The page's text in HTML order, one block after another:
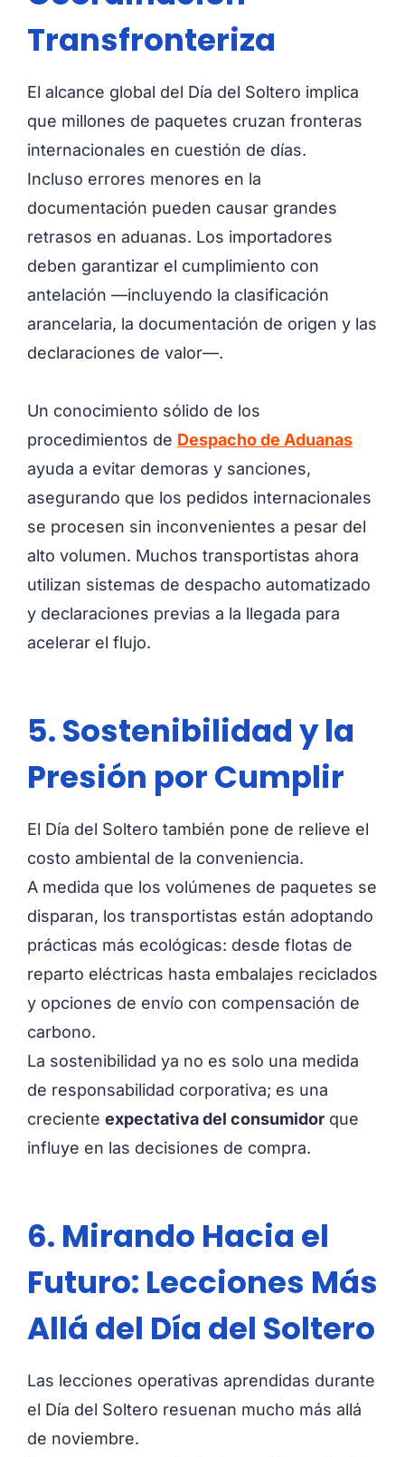
Transfronteriza
El alcance global del Día del Soltero implica
que millones de paquetes cruzan fronteras
internacionales en cuestión de días.
Incluso errores menores en la
documentación pueden causar grandes
retrasos en aduanas. Los importadores
deben garantizar el cumplimiento con
antelación —incluyendo la clasificación
arancelaria, la documentación de origen y las
declaraciones de valor—.
Un conocimiento sólido de los
procedimientos de Despacho de Aduanas
ayuda a evitar demoras y sanciones,
asegurando que los pedidos internacionales
se procesen sin inconvenientes a pesar del
alto volumen. Muchos transportistas ahora
utilizan sistemas de despacho automatizado
y declaraciones previas a la llegada para
acelerar el flujo.
5. Sostenibilidad y la
Presión por Cumplir
El Día del Soltero también pone de relieve el
costo ambiental de la conveniencia.
A medida que los volúmenes de paquetes se
disparan, los transportistas están adoptando
prácticas más ecológicas: desde flotas de
reparto eléctricas hasta embalajes reciclados
y opciones de envío con compensación de
carbono.
La sostenibilidad ya no es solo una medida
de responsabilidad corporativa; es una
creciente expectativa del consumidor que
influye en las decisiones de compra.
6. Mirando Hacia el
Futuro: Lecciones Más
Allá del Día del Soltero
Las lecciones operativas aprendidas durante
el Día del Soltero resuenan mucho más allá
de noviembre.